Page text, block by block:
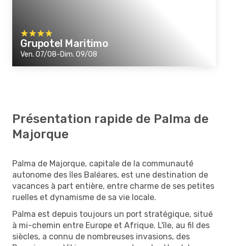
Grupotel Maritimo
Ven. 07/08-Dim. 09/08
Présentation rapide de Palma de
Majorque
Palma de Majorque, capitale de la communauté
autonome des îles Baléares, est une destination de
vacances à part entière, entre charme de ses petites
ruelles et dynamisme de sa vie locale.
Palma est depuis toujours un port stratégique, situé
à mi-chemin entre Europe et Afrique. L'île, au fil des
siècles, a connu de nombreuses invasions, des